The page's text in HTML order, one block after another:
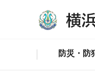
防災・防